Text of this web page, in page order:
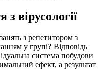
з вірусології
з репетитором з
у групі? Відповідь
система побудови
ефект, а результат